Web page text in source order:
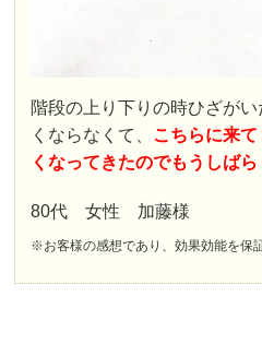
階段の上り下りの時ひざが
くならなくて、 こちらに来
くなってきたのでもうしばら
80代 女性 加藤様
※お客様の感想であり、効果効能を保